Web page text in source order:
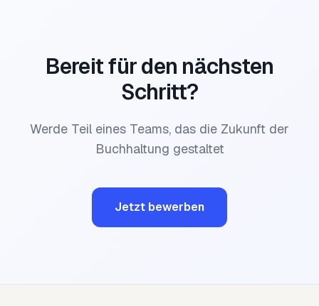
Bereit für den nächsten
Schritt?
Werde Teil eines Teams, das die Zukunft der
Buchhaltung gestaltet
Jetzt bewerben